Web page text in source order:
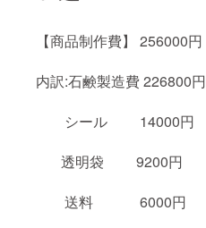
【商品制作費】 256000円
内訳:石鹸製造費 226800円
シール 14000円
透明袋 9200円
送料 6000円